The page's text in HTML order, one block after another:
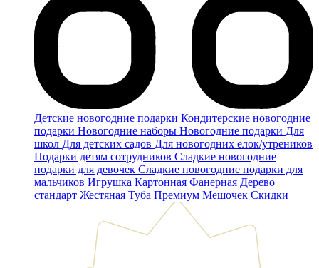
Детские новогодние подарки Кондитерские новогодние
подарки Новогодние наборы Новогодние подарки Для
школ Для детских садов Для новогодних елок/утреников
Подарки детям сотрудников Сладкие новогодние
подарки для девочек Сладкие новогодние подарки для
мальчиков Игрушка Картонная Фанерная Дерево
стандарт Жестяная Туба Премиум Мешочек Скидки